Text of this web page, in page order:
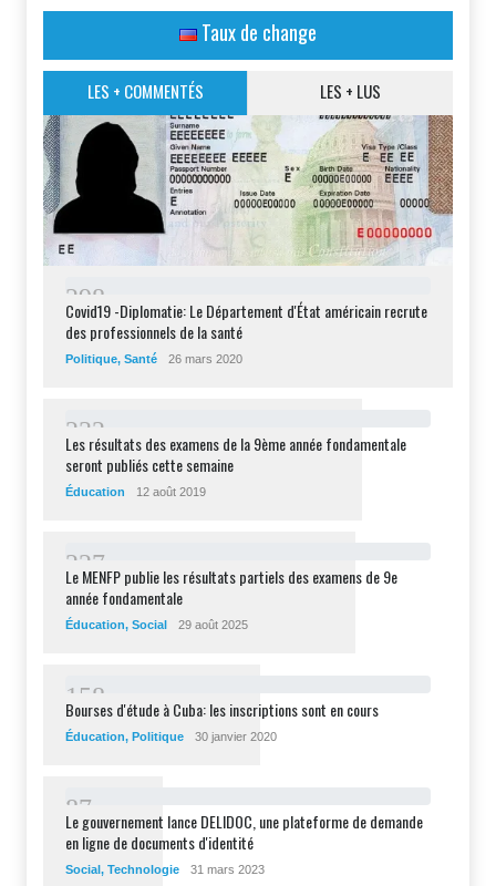
Taux de change
LES + COMMENTÉS LES + LUS
298
Covid19 -Diplomatie: Le Département d'État américain recrute
des professionnels de la santé
Politique, Santé 26 mars 2020
232
Les résultats des examens de la 9ème année fondamentale
seront publiés cette semaine
Éducation 12 août 2019
227
Le MENFP publie les résultats partiels des examens de 9e
année fondamentale
Éducation, Social 29 août 2025
1 58
Bourses d'étude à Cuba: les inscriptions sont en cours
Éducation, Politique 30 janvier 2020
87
Le gouvernement lance DELIDOC, une plateforme de demande
en ligne de documents d'identité
Social, Technologie 31 mars 2023